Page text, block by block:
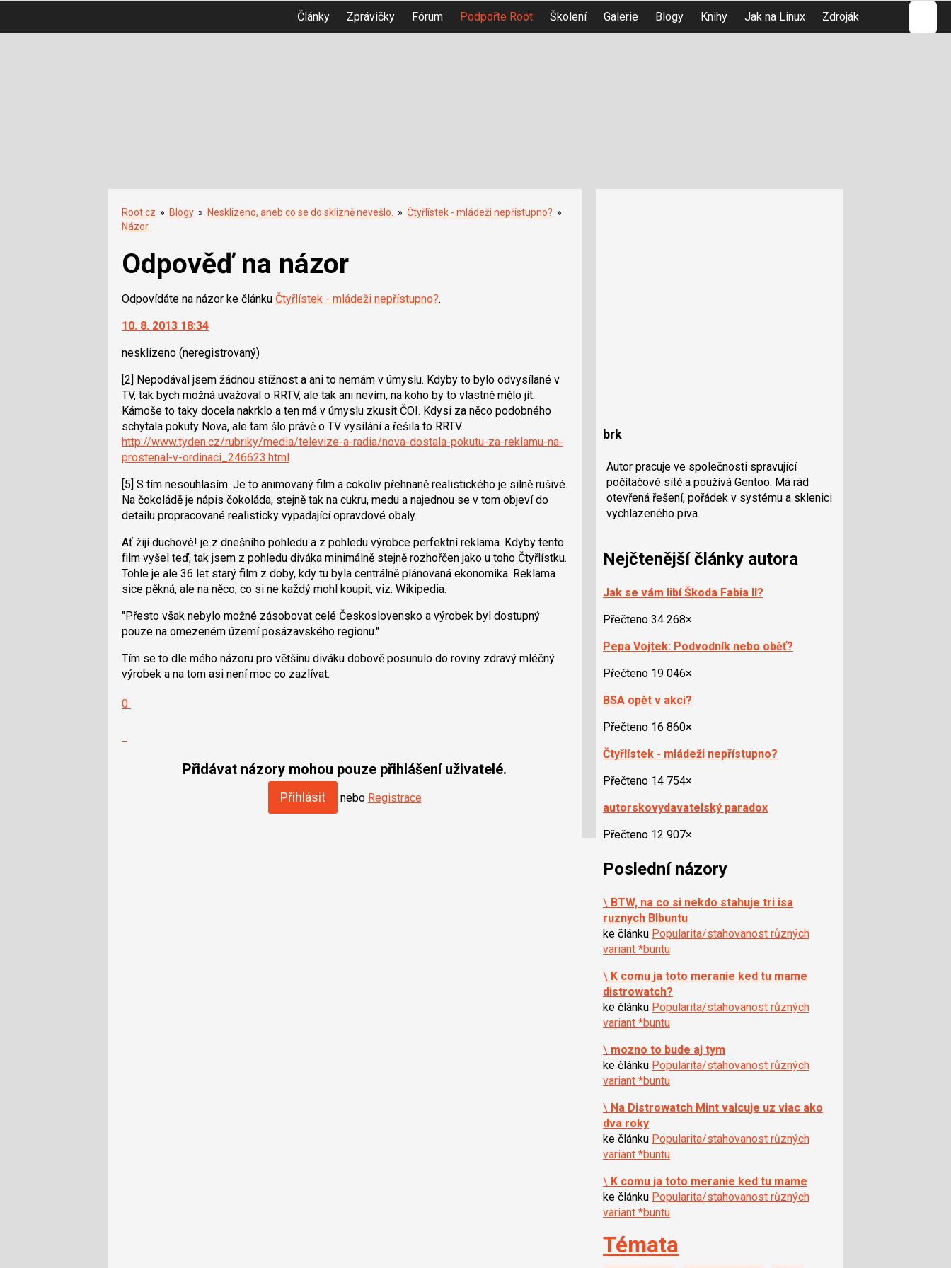
Články Zprávičky Fórum Podpořte Root Školení Galerie Blogy Knihy Jak na Linux Zdroják
Root.cz » Blogy » Nesklizeno, aneb co se do sklizně nevešlo. » Čtyřlístek - mládeži nepřístupno? »
Názor
Odpověď na názor
Odpovídáte na názor ke článku Čtyřlístek - mládeži nepřístupno?.
10. 8. 2013 18:34
nesklizeno (neregistrovaný)
[2] Nepodával jsem žádnou stížnost a ani to nemám v úmyslu. Kdyby to bylo odvysílané v
TV, tak bych možná uvažoval o RRTV, ale tak ani nevím, na koho by to vlastně mělo jít.
Kámoše to taky docela nakrklo a ten má v úmyslu zkusit ČOI. Kdysi za něco podobného
schytala pokuty Nova, ale tam šlo právě o TV vysílání a řešila to RRTV.
http://www.tyden.cz/rubriky/media/televize-a-radia/nova-dostala-pokutu-za-reklamu-na-
prostenal-v-ordinaci_246623.html
[5] S tím nesouhlasím. Je to animovaný film a cokoliv přehnaně realistického je silně rušivé.
Na čokoládě je nápis čokoláda, stejně tak na cukru, medu a najednou se v tom objeví do
detailu propracované realisticky vypadající opravdové obaly.
Ať žijí duchové! je z dnešního pohledu a z pohledu výrobce perfektní reklama. Kdyby tento
film vyšel teď, tak jsem z pohledu diváka minimálně stejně rozhořčen jako u toho Čtyřlístku.
Tohle je ale 36 let starý film z doby, kdy tu byla centrálně plánovaná ekonomika. Reklama
sice pěkná, ale na něco, co si ne každý mohl koupit, viz. Wikipedia.
"Přesto však nebylo možné zásobovat celé Československo a výrobek byl dostupný
pouze na omezeném území posázavského regionu."
Tím se to dle mého názoru pro většinu diváku dobově posunulo do roviny zdravý mléčný
výrobek a na tom asi není moc co zazlívat.
0
Přidávat názory mohou pouze přihlášení uživatelé.
Přihlásit nebo Registrace
brk
Autor pracuje ve společnosti spravující
počítačové sítě a používá Gentoo. Má rád
otevřená řešení, pořádek v systému a sklenici
vychlazeného piva.
Nejčtenější články autora
Jak se vám libí Škoda Fabia II?
Přečteno 34 268×
Pepa Vojtek: Podvodník nebo oběť?
Přečteno 19 046×
BSA opět v akci?
Přečteno 16 860×
Čtyřlístek - mládeži nepřístupno?
Přečteno 14 754×
autorskovydavatelský paradox
Přečteno 12 907×
Poslední názory
\ BTW, na co si nekdo stahuje tri isa
ruznych Blbuntu
ke článku Popularita/stahovanost různých
variant *buntu
\ K comu ja toto meranie ked tu mame
distrowatch?
ke článku Popularita/stahovanost různých
variant *buntu
\ mozno to bude aj tym
ke článku Popularita/stahovanost různých
variant *buntu
\ Na Distrowatch Mint valcuje uz viac ako
dva roky
ke článku Popularita/stahovanost různých
variant *buntu
\ K comu ja toto meranie ked tu mame
ke článku Popularita/stahovanost různých
variant *buntu
Témata